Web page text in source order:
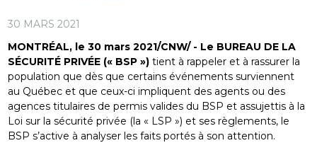
30 MARS 2021
MONTRÉAL, le 30 mars 2021/CNW/ - Le BUREAU DE LA
SÉCURITÉ PRIVÉE (« BSP ») tient à rappeler et à rassurer la
population que dès que certains événements surviennent
au Québec et que ceux-ci impliquent des agents ou des
agences titulaires de permis valides du BSP et assujettis à la
Loi sur la sécurité privée (la « LSP ») et ses règlements, le
BSP s’active à analyser les faits portés à son attention.